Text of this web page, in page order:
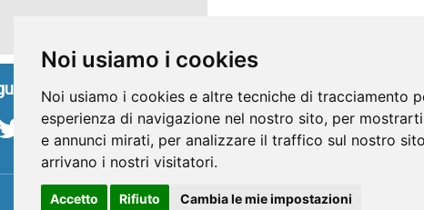
Noi usiamo i cookies
Noi usiamo i cookies e altre tecniche di tracciamento
esperienza di navigazione nel nostro sito, per
e annunci mirati, per analizzare il traffico sul nostro
arrivano i nostri visitatori.
Accetto Rifiuto Cambia le mie impostazioni
su